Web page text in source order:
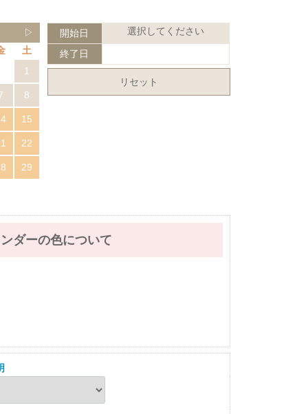
▷
土
1
8
15
22
29
開始日 選択してください
終了日
リセット
ダーの色について